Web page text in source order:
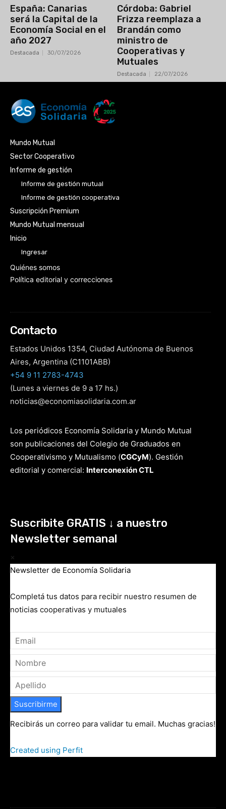
España: Canarias
será la Capital de la
Economía Social en el
año 2027
Destacada 30/07/2026
Córdoba: Gabriel
Frizza reemplaza a
Brandán como
ministro de
Cooperativas y
Mutuales
Destacada 22/07/2026
Mundo Mutual
Sector Cooperativo
Informe de gestión
Informe de gestión mutual
Informe de gestión cooperativa
Suscripción Premium
Mundo Mutual mensual
Inicio
Ingresar
Quiénes somos
Política editorial y correcciones
Contacto
Estados Unidos 1354, Ciudad Autónoma de Buenos
Aires, Argentina (C1101ABB)
+54 9 11 2783-4743
(Lunes a viernes de 9 a 17 hs.)
noticias@economiasolidaria.com.ar
Los periódicos Economía Solidaria y Mundo Mutual
son publicaciones del Colegio de Graduados en
Cooperativismo y Mutualismo (CGCyM). Gestión
editorial y comercial: Interconexión CTL
Suscribite GRATIS ↓ a nuestro
Newsletter semanal
×
Newsletter de Economía Solidaria
Completá tus datos para recibir nuestro resumen de
noticias cooperativas y mutuales
Suscribirme
Recibirás un correo para validar tu email. Muchas gracias!
Created using Perfit